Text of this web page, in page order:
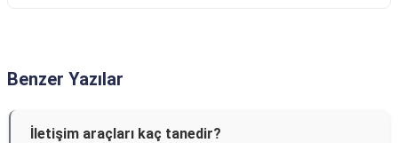
Benzer Yazılar
İletişim araçları kaç tanedir?